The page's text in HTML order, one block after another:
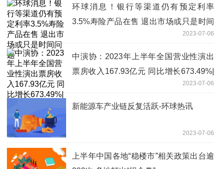
环球消息！银行等渠道仍有预定利率
3.5%寿险产品在售 退出市场或只是时间
2023-07-06
中演协：2023年上半年全国营业性演出
票房收入167.93亿元 同比增长673.49%|
2023-07-06
新能源车产业链反复活跃-环球热讯
2023-07-06
上半年中国各地“稳楼市”相关政策出台逾